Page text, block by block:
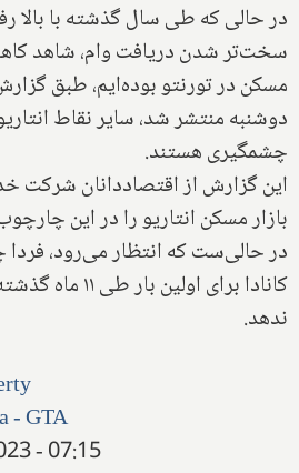
در حالی که طی سال گذشته با بالا
سخت‌تر شدن دریافت وام، شاهد
مسکن در تورنتو بوده‌ایم‌، طبق
دوشنبه منتشر شد، سایر نقاط
چشمگیر‌ی هستند.
این گزارش از اقتصاددانان شرکت
بازار مسکن انتاریو را در این
در حالی‌ست که انتظار می‌رود، فردا
کانادا برای
ندهد.
- GTA
- 07:15